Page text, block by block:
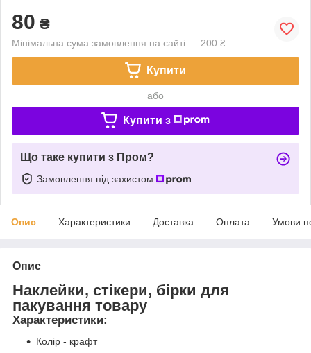
80 ₴
Мінімальна сума замовлення на сайті — 200 ₴
Купити
або
Купити з
Що таке купити з Пром?
Замовлення під захистом
Опис Характеристики Доставка Оплата Умови
Опис
Наклейки, стікери, бірки для
пакування товару
Характеристики:
Колір - крафт